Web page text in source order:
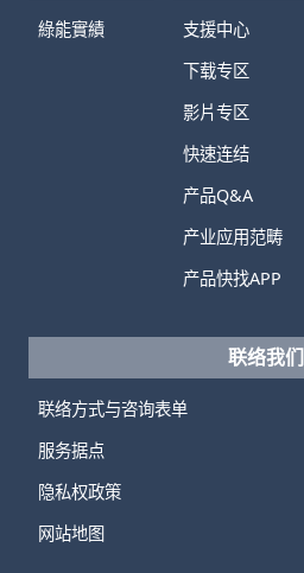
綠能實績
支援中心
下载专区
影片专区
快速连结
产品Q&A
产业应用范畴
产品快找APP
联络我们
联络方式与咨询表单
服务据点
隐私权政策
网站地图